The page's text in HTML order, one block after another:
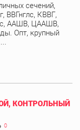
сечений,
КВВГ,
ААШВ, ЦААШВ,
Опт, крупный
КОНТРОЛЬНЫЙ
0